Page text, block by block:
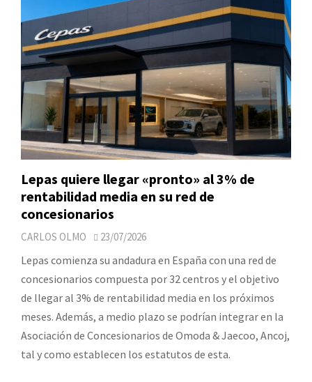
Lepas quiere llegar «pronto» al 3% de
rentabilidad media en su red de
concesionarios
CARLOS OLMO 23/07/2026
Lepas comienza su andadura en España con una red de
concesionarios compuesta por 32 centros y el objetivo
de llegar al 3% de rentabilidad media en los próximos
meses. Además, a medio plazo se podrían integrar en la
Asociación de Concesionarios de Omoda & Jaecoo, Ancoj,
tal y como establecen los estatutos de esta.